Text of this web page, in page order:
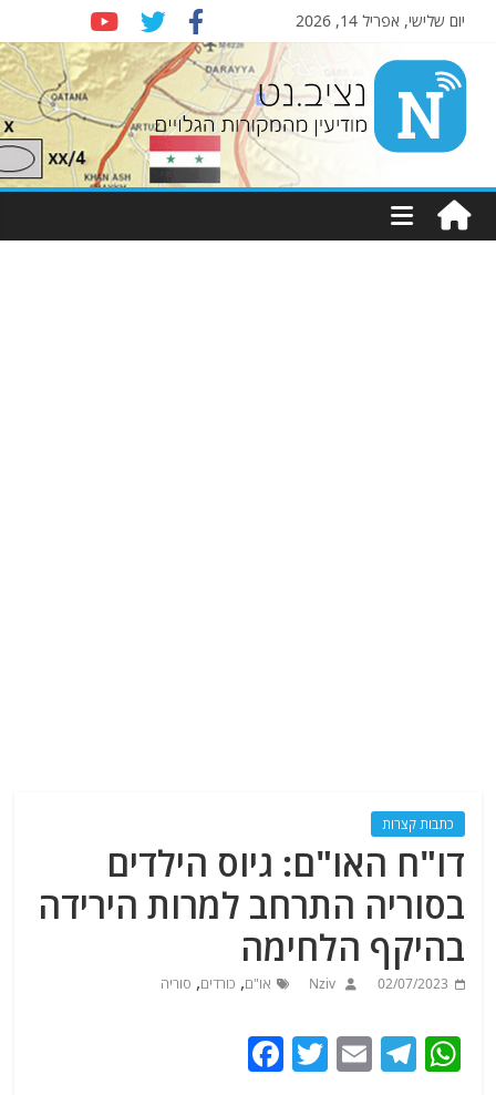
יום שלישי, אפריל 14, 2026
Nziv.net
מודיעין
מהמקורות
כתבות קצרות
דו"ח האו"ם: גיוס הילדים
בסוריה התרחב למרות הירידה
בהיקף הלחימה
02/07/2023
Nziv או"ם, כורדים, סוריה
W
T
E
T